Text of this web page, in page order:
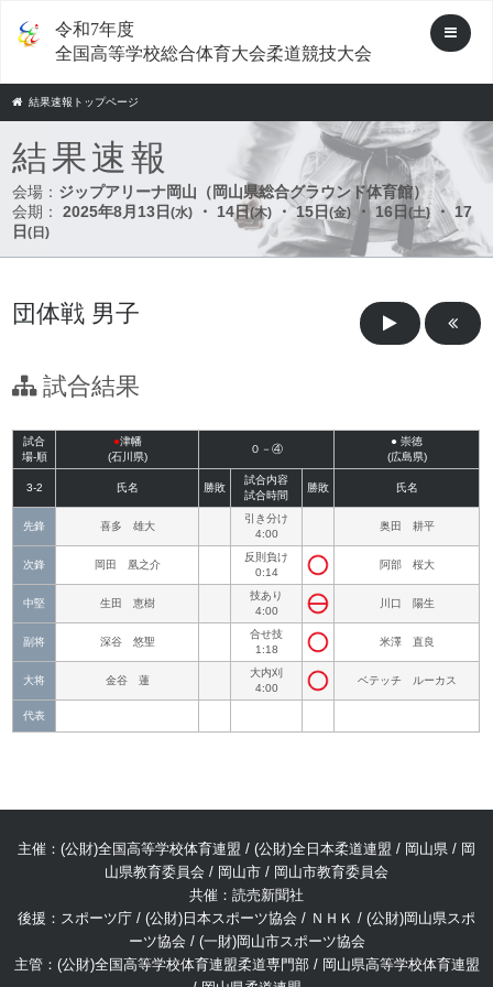
令和7年度
全国高等学校総合体育大会柔道競技大会
結果速報トップページ
結果速報
会場： ジップアリーナ岡山（岡山県総合グラウンド体育館）
会期：
2025年8月13日(水) ・ 14日(木) ・ 15日(金) ・ 16日(土)
・ 17
日(日)
団体戦 男子
試合結果
試合
場-順
●津幡
(石川県)
０－④
● 崇徳
(広島県)
3-2 氏名 勝敗
試合内容
試合時間
勝敗 氏名
先鋒 喜多 雄大
引き分け
4:00
奥田 耕平
次鋒 岡田 凰之介
反則負け
0:14
阿部 桜大
中堅 生田 恵樹
技あり
4:00
川口 陽生
副将 深谷 悠聖
合せ技
1:18
米澤 直良
大将 金谷 蓮
大内刈
4:00
ベテッチ ルーカス
代表
主催：(公財)全国高等学校体育連盟 / (公財)全日本柔道連盟 / 岡山県 / 岡
山県教育委員会 / 岡山市 / 岡山市教育委員会
共催：読売新聞社
後援：スポーツ庁 / (公財)日本スポーツ協会 / ＮＨＫ / (公財)岡山県スポ
ーツ協会 / (一財)岡山市スポーツ協会
主管：(公財)全国高等学校体育連盟柔道専門部 / 岡山県高等学校体育連盟